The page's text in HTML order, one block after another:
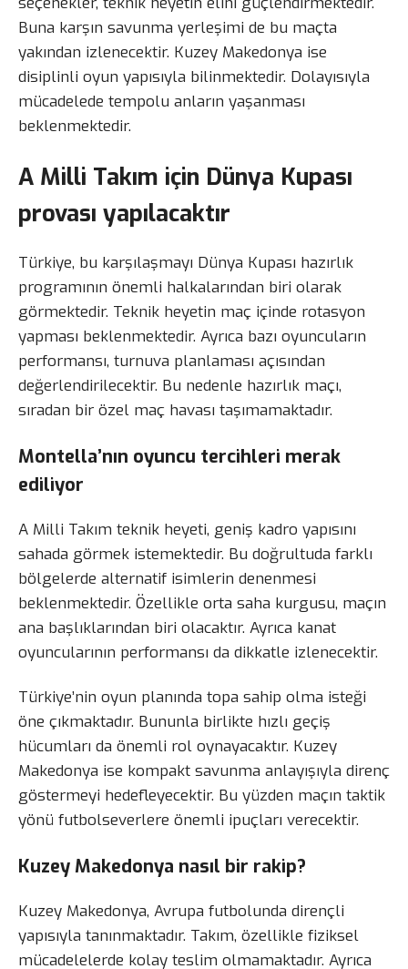
Buna karşın savunma yerleşimi de bu maçta
yakından izlenecektir. Kuzey Makedonya ise
disiplinli oyun yapısıyla bilinmektedir. Dolayısıyla
mücadelede tempolu anların yaşanması
beklenmektedir.
A Milli Takım için Dünya Kupası
provası yapılacaktır
Türkiye, bu karşılaşmayı Dünya Kupası hazırlık
programının önemli halkalarından biri olarak
görmektedir. Teknik heyetin maç içinde rotasyon
yapması beklenmektedir. Ayrıca bazı oyuncuların
performansı, turnuva planlaması açısından
değerlendirilecektir. Bu nedenle hazırlık maçı,
sıradan bir özel maç havası taşımamaktadır.
Montella’nın oyuncu tercihleri merak
ediliyor
A Milli Takım teknik heyeti, geniş kadro yapısını
sahada görmek istemektedir. Bu doğrultuda farklı
bölgelerde alternatif isimlerin denenmesi
beklenmektedir. Özellikle orta saha kurgusu, maçın
ana başlıklarından biri olacaktır. Ayrıca kanat
oyuncularının performansı da dikkatle izlenecektir.
Türkiye’nin oyun planında topa sahip olma isteği
öne çıkmaktadır. Bununla birlikte hızlı geçiş
hücumları da önemli rol oynayacaktır. Kuzey
Makedonya ise kompakt savunma anlayışıyla direnç
göstermeyi hedefleyecektir. Bu yüzden maçın taktik
yönü futbolseverlere önemli ipuçları verecektir.
Kuzey Makedonya nasıl bir rakip?
Kuzey Makedonya, Avrupa futbolunda dirençli
yapısıyla tanınmaktadır. Takım, özellikle fiziksel
mücadelelerde kolay teslim olmamaktadır. Ayrıca